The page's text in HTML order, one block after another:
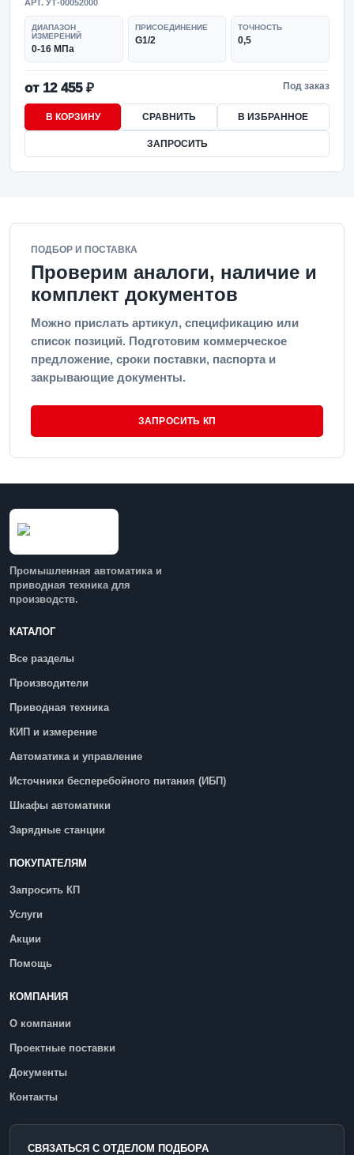
АРТ. УТ-00052000
ДИАПАЗОН
ИЗМЕРЕНИЙ
0-16 МПа
ПРИСОЕДИНЕНИЕ
G1/2
ТОЧНОСТЬ
0,5
от 12 455 ₽ Под заказ
В КОРЗИНУ СРАВНИТЬ В ИЗБРАННОЕ
ЗАПРОСИТЬ
ПОДБОР И ПОСТАВКА
Проверим аналоги, наличие и
комплект документов
Можно прислать артикул, спецификацию или
список позиций. Подготовим коммерческое
предложение, сроки поставки, паспорта и
закрывающие документы.
ЗАПРОСИТЬ КП
Промышленная автоматика и
приводная техника для
производств.
КАТАЛОГ
Все разделы
Производители
Приводная техника
КИП и измерение
Автоматика и управление
Источники бесперебойного питания (ИБП)
Шкафы автоматики
Зарядные станции
ПОКУПАТЕЛЯМ
Запросить КП
Услуги
Акции
Помощь
КОМПАНИЯ
О компании
Проектные поставки
Документы
Контакты
СВЯЗАТЬСЯ С ОТДЕЛОМ ПОДБОРА